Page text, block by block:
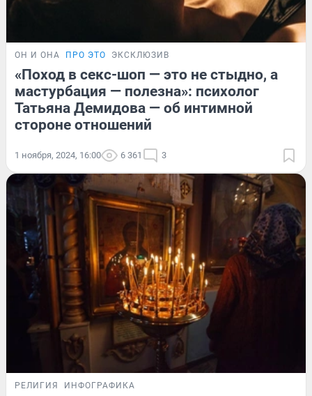
ОН И ОНА ПРО ЭТО ЭКСКЛЮЗИВ
«Поход в секс-шоп — это не стыдно, а
мастурбация — полезна»: психолог
Татьяна Демидова — об интимной
стороне отношений
1 ноября, 2024, 16:00 6 361 3
РЕЛИГИЯ ИНФОГРАФИКА